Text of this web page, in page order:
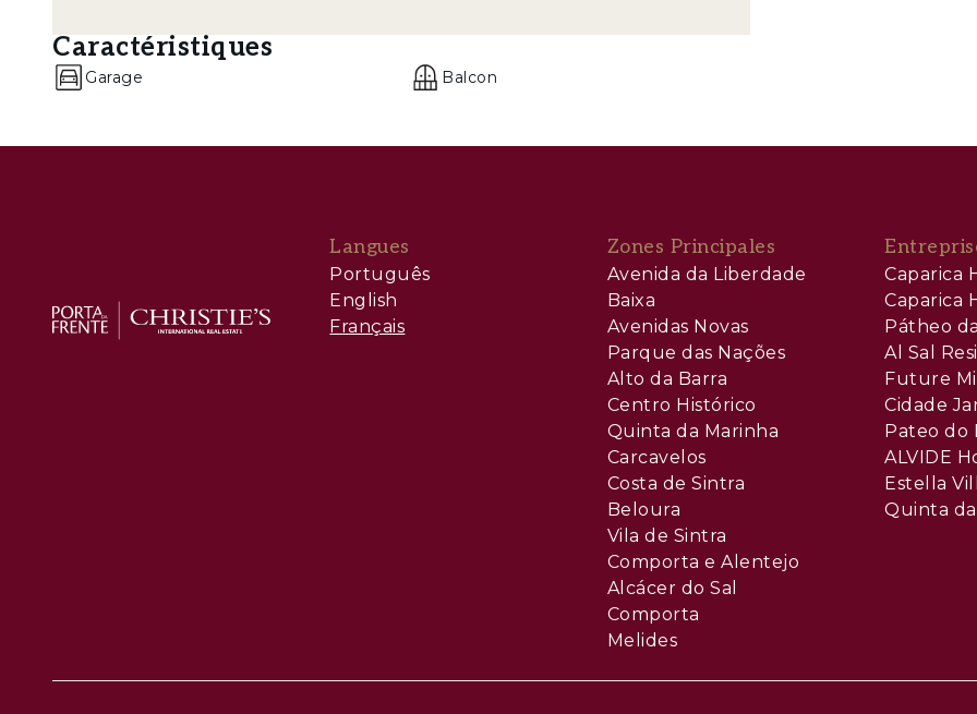
Caractéristiques
Garage Balcon
Langues
Português
English
Français
Zones Principales
Avenida da Liberdade
Baixa
Avenidas Novas
Parque das Nações
Alto da Barra
Centro Histórico
Quinta da Marinha
Carcavelos
Costa de Sintra
Beloura
Vila de Sintra
Comporta e Alentejo
Alcácer do Sal
Comporta
Melides
Caparica
Caparica
Pátheo
Al Sal
Future
Cidade
Pateo do
ALVIDE
Estella
Quinta